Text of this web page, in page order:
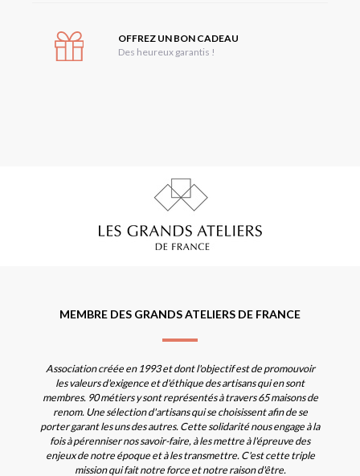
OFFREZ UN BON CADEAU
Des heureux garantis !
MEMBRE DES GRANDS ATELIERS DE FRANCE
Association créée en 1993 et dont l'objectif est de promouvoir
les valeurs d'exigence et d'éthique des artisans qui en sont
membres. 90 métiers y sont représentés à travers 65 maisons de
renom. Une sélection d'artisans qui se choisissent afin de se
porter garant les uns des autres. Cette solidarité nous engage à la
fois à pérenniser nos savoir-faire, à les mettre à l'épreuve des
enjeux de notre époque et à les transmettre. C'est cette triple
mission qui fait notre force et notre raison d'être.